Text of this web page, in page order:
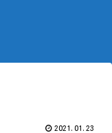
2021.01.23